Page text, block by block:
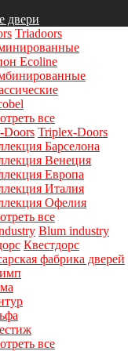
двери
Triadoors
Ecoline
все
Triplex-Doors
Барселона
Венеция
Европа
Италия
Офелия
все
Blum industry
Квестдорс
все